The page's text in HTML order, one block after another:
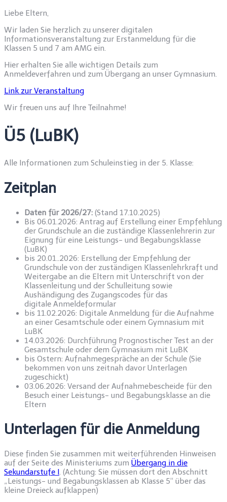
Liebe Eltern,
​Wir laden Sie herzlich zu unserer digitalen
Informationsveranstaltung zur Erstanmeldung für die
Klassen 5 und 7 am AMG ein.
​Hier erhalten Sie alle wichtigen Details zum
Anmeldeverfahren und zum Übergang an unser Gymnasium.
Link zur Veranstaltung
​Wir freuen uns auf Ihre Teilnahme!
Ü5 (LuBK)
Alle Informationen zum Schuleinstieg in der 5. Klasse:
Zeitplan
Daten für 2026/27: (Stand 17.10.2025)
Bis 06.01.2026: Antrag auf Erstellung einer Empfehlung
der Grundschule an die zuständige Klassenlehrerin zur
Eignung für eine Leistungs- und Begabungsklasse
(LuBK)
bis 20.01..2026: Erstellung der Empfehlung der
Grundschule von der zuständigen Klassenlehrkraft und
Weitergabe an die Eltern mit Unterschrift von der
Klassenleitung und der Schulleitung sowie
Aushändigung des Zugangscodes für das
digitale Anmeldeformular
bis 11.02.2026: Digitale Anmeldung für die Aufnahme
an einer Gesamtschule oder einem Gymnasium mit
LuBK
14.03.2026: Durchführung Prognostischer Test an der
Gesamtschule oder dem Gymnasium mit LuBK
bis Ostern: Aufnahmegespräche an der Schule (Sie
bekommen von uns zeitnah davor Unterlagen
zugeschickt)
03.06.2026: Versand der Aufnahmebescheide für den
Besuch einer Leistungs- und Begabungsklasse an die
Eltern
Unterlagen für die Anmeldung
Diese finden Sie zusammen mit weiterführenden Hinweisen
auf der Seite des Ministeriums zum Übergang in die
Sekundarstufe I. (Achtung: Sie müssen dort den Abschnitt
„Leistungs- und Begabungsklassen ab Klasse 5“ über das
kleine Dreieck aufklappen)